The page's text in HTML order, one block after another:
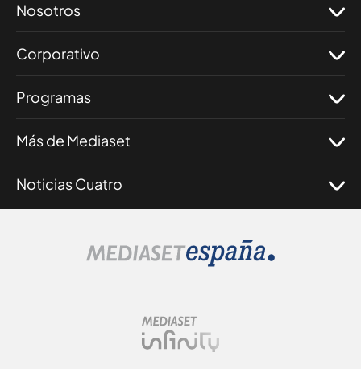
Nosotros
Corporativo
Programas
Más de Mediaset
Noticias Cuatro